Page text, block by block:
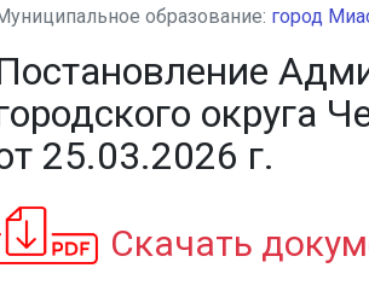
образование: город
округа
25.03.2026 г.
Скачать